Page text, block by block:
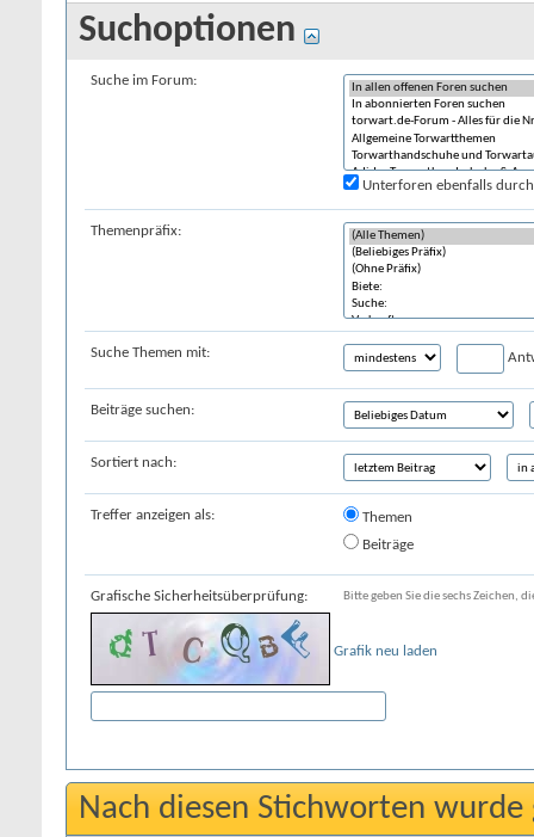
Suchoptionen
Suche im Forum:
Unterforen ebenfalls
Themenpräfix:
Suche Themen mit:
Beiträge suchen:
Sortiert nach:
Treffer anzeigen als:
Themen
Beiträge
Grafische Sicherheitsüberprüfung: Bitte geben Sie die sechs Zeichen,
Grafik neu laden
Nach diesen Stichworten wurde